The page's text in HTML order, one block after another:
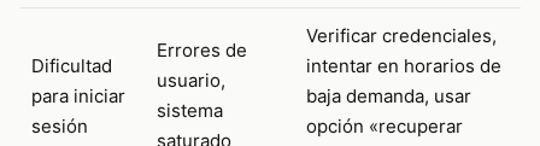
Dificultad
para iniciar
sesión
Errores de
usuario,
sistema
saturado
Verificar credenciales,
intentar en horarios de
baja demanda, usar
opción «recuperar